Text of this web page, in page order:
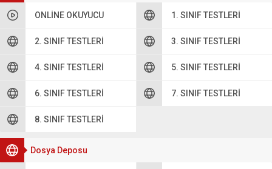
ONLINE OKUYUCU 1. SINIF TESTLERI
2. SINIF TESTLERI 3. SINIF TESTLERI
4. SINIF TESTLERI 5. SINIF TESTLERI
6. SINIF TESTLERI 7. SINIF TESTLERI
8. SINIF TESTLERI
Dosya Deposu